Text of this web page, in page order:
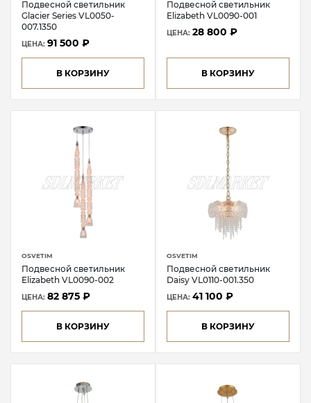
Подвесной светильник
Glacier Series VL0050-
007.1350
ЦЕНА: 91 500 ₽
В КОРЗИНУ
Подвесной светильник
Elizabeth VL0090-001
ЦЕНА: 28 800 ₽
В КОРЗИНУ
OSVETIM
Подвесной светильник
Elizabeth VL0090-002
ЦЕНА: 82 875 ₽
В КОРЗИНУ
OSVETIM
Подвесной светильник
Daisy VL0110-001.350
ЦЕНА: 41 100 ₽
В КОРЗИНУ